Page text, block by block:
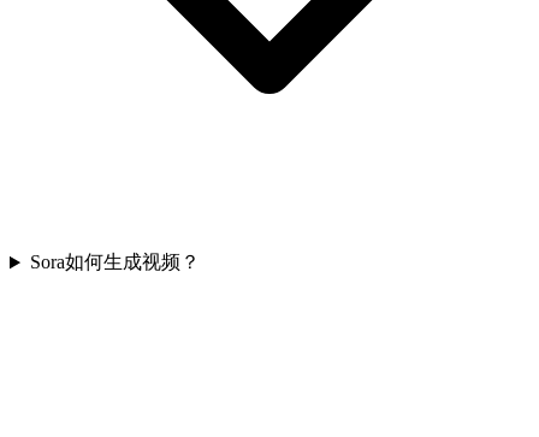
Sora如何生成视频？